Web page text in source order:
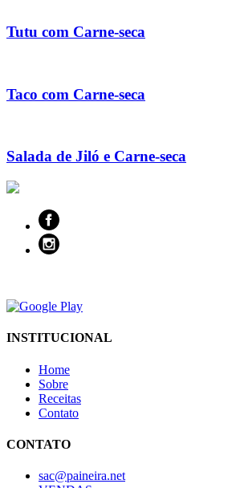
Tutu com Carne-seca
Taco com Carne-seca
Salada de Jiló e Carne-seca
INSTITUCIONAL
Home
Sobre
Receitas
Contato
CONTATO
sac@paineira.net